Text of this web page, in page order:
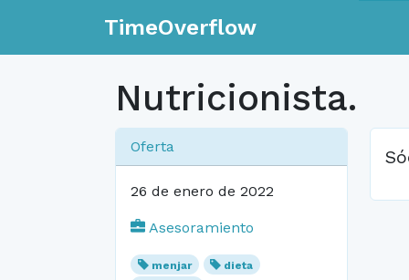
TimeOverflow
Nutricionista.
Oferta
26 de enero de 2022
Asesoramiento
menjar
dieta